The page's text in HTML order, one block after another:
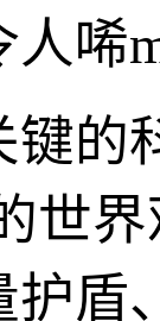
唏
键的
世
护盾